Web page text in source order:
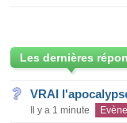
Les dernières
VRAI
Il y a 1 minute